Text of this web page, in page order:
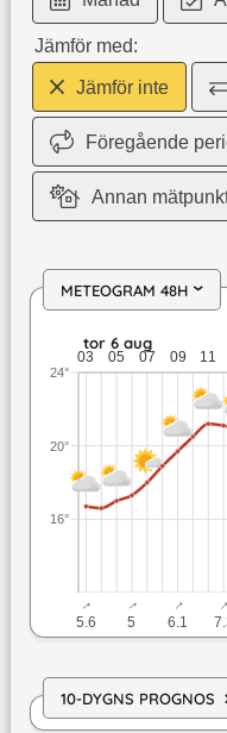
Jämför med:
Jämför inte
Föregående
Annan
METEOGRAM 48H ›
tor 6 aug: 21,2 till
tor 6 aug
03 05 07 09 11
16°
20°
24°
↓
5.6
↓
5
↓
6.1
↓
10-DYGNS PROGNOS